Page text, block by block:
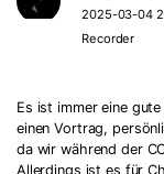
2025-03-04
Recorder
Es ist immer eine
einen Vortrag,
da wir während der
Allerdings ist es für